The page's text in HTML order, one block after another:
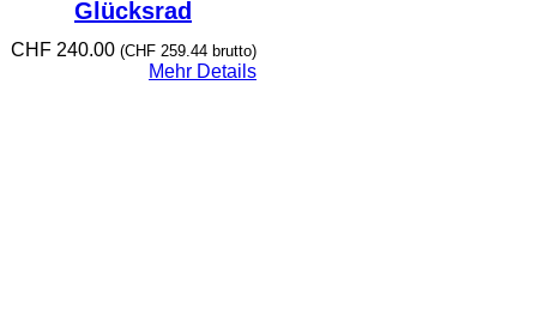
Glücksrad
CHF240.00 (CHF259.44brutto)
Mehr Details